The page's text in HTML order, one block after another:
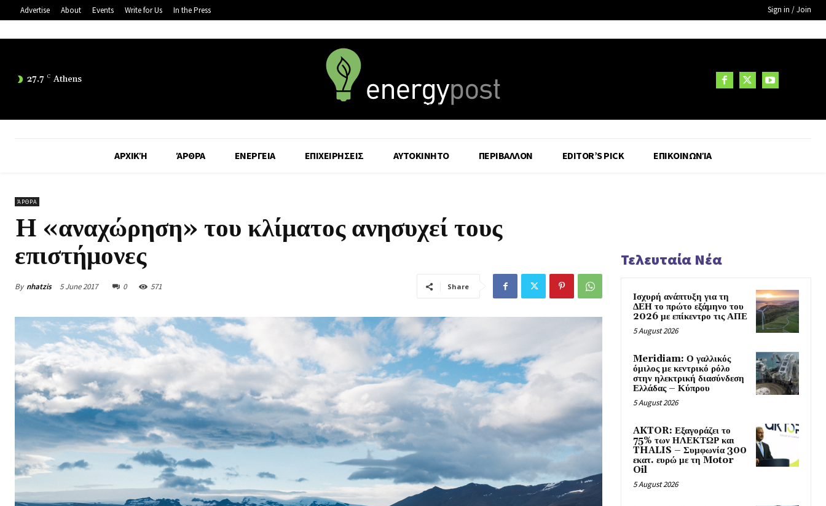
Advertise About Events Write for Us In the Press Sign in / Join
27.7 C Athens
6 August - 2026
ΑΡΧΙΚΉ ΆΡΘΡΑ ΕΝΕΡΓΕΙΑ ΕΠΙΧΕΙΡΗΣΕΙΣ ΑΥΤΟΚΙΝΗΤΟ ΠΕΡΙΒΑΛΛΟΝ EDITOR’S PICK ΕΠΙΚΟΙΝΩΝΊΑ
ΆΡΘΡΑ
H «αναχώρηση» του κλίματος ανησυχεί τους
επιστήμονες
By nhatzis 5 June 2017 0 571 Share
Τελευταία Νέα
Ισχυρή ανάπτυξη για τη
ΔΕΗ το πρώτο εξάμηνο του
2026 με επίκεντρο τις ΑΠΕ
5 August 2026
Meridiam: Ο γαλλικός
όμιλος με κεντρικό ρόλο
στην ηλεκτρική διασύνδεση
Ελλάδας – Κύπρου
5 August 2026
AKTOR: Εξαγοράζει το
75% των ΗΛΕΚΤΩΡ και
THALIS – Συμφωνία 300
εκατ. ευρώ με τη Motor
Oil
5 August 2026